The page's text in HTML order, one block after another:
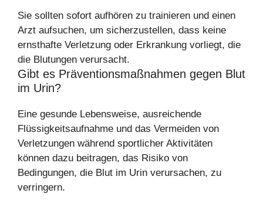
Sie sollten sofort aufhören zu trainieren und einen
Arzt aufsuchen, um sicherzustellen, dass keine
ernsthafte Verletzung oder Erkrankung vorliegt, die
die Blutungen verursacht.
Gibt es Präventionsmaßnahmen gegen Blut
im Urin?
Eine gesunde Lebensweise, ausreichende
Flüssigkeitsaufnahme und das Vermeiden von
Verletzungen während sportlicher Aktivitäten
können dazu beitragen, das Risiko von
Bedingungen, die Blut im Urin verursachen, zu
verringern.